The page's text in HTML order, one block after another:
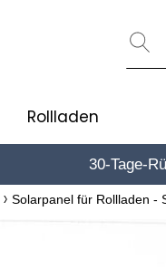
Rollladen
30-Tage-
Solarpanel für Rollladen -